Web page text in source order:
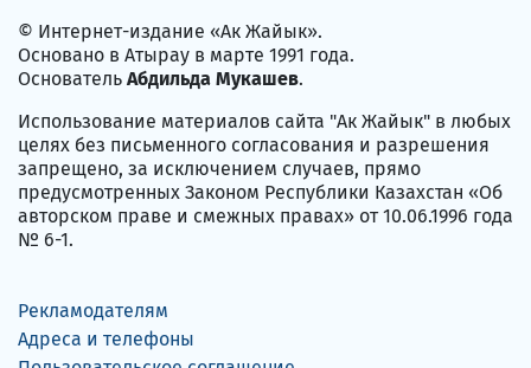
© Интернет-издание «Ак Жайык».
Основано в Атырау в марте 1991 года.
Основатель Абдильда Мукашев.
Использование материалов сайта "Ак Жайык" в любых
целях без письменного согласования и разрешения
запрещено, за исключением случаев, прямо
предусмотренных Законом Республики Казахстан «Об
авторском праве и смежных правах» от 10.06.1996 года
№ 6-1.
Рекламодателям
Адреса и телефоны